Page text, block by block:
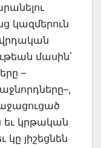
կազմերուն
մասին՝
–
եւ կրթական
յիշեցնեն